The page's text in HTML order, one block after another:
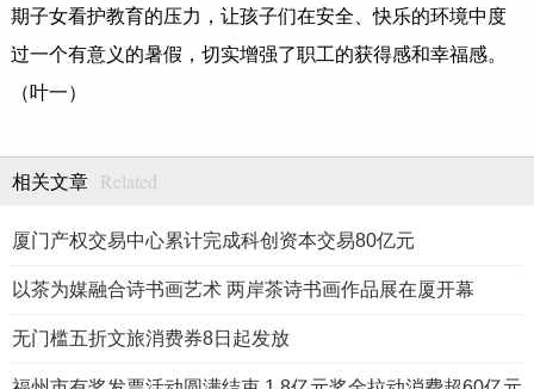
期子女看护教育的压力，让孩子们在安全、快乐的环境中度
过一个有意义的暑假，切实增强了职工的获得感和幸福感。
（叶一）
相关文章 Related
厦门产权交易中心累计完成科创资本交易80亿元
以茶为媒融合诗书画艺术 两岸茶诗书画作品展在厦开幕
无门槛五折文旅消费券8日起发放